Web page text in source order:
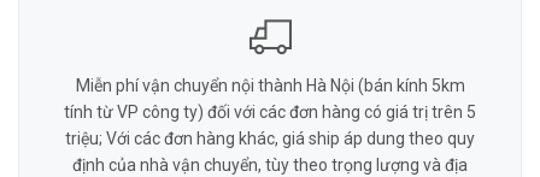
Miễn phí vận chuyển nội thành Hà Nội (bán kính 5km
tính từ VP công ty) đối với các đơn hàng có giá trị trên 5
triệu; Với các đơn hàng khác, giá ship áp dung theo quy
định của nhà vận chuyển, tùy theo trọng lượng và địa